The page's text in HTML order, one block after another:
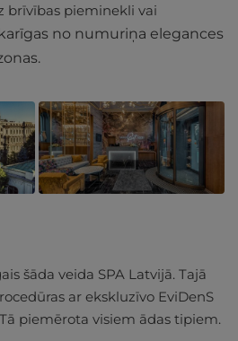
brīvības pieminekli vai
no numuriņa elegances
šāda veida SPA Latvijā. Tajā
ar ekskluzīvo EviDenS
piemērota visiem ādas tipiem.